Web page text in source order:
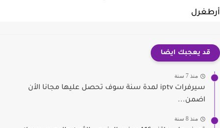
قد يعجبك ايضا
منذ 7 سنة
سيرفرات iptv لمدة سنة سوف تحصل عليها مجانا الأن
اضمن...
منذ 8 سنة